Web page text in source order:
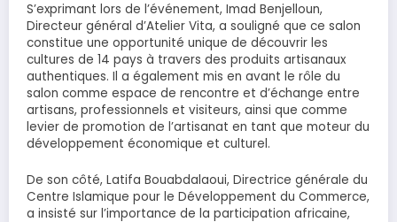
S’exprimant lors de l’événement, Imad Benjelloun,
Directeur général d’Atelier Vita, a souligné que ce salon
constitue une opportunité unique de découvrir les
cultures de 14 pays à travers des produits artisanaux
authentiques. Il a également mis en avant le rôle du
salon comme espace de rencontre et d’échange entre
artisans, professionnels et visiteurs, ainsi que comme
levier de promotion de l’artisanat en tant que moteur du
développement économique et culturel.
De son côté, Latifa Bouabdalaoui, Directrice générale du
Centre Islamique pour le Développement du Commerce,
a insisté sur l’importance de la participation africaine,